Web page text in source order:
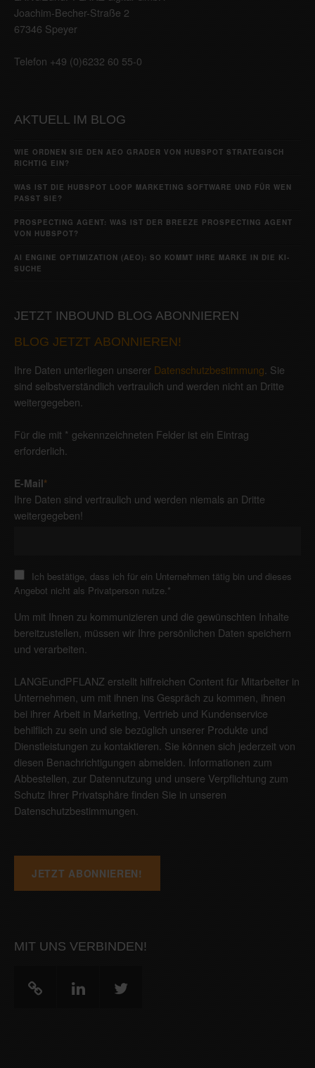
Joachim-Becher-Straße 2
67346 Speyer
Telefon +49 (0)6232 60 55-0
AKTUELL IM BLOG
WIE ORDNEN SIE DEN AEO GRADER VON HUBSPOT STRATEGISCH
RICHTIG EIN?
WAS IST DIE HUBSPOT LOOP MARKETING SOFTWARE UND FÜR WEN
PASST SIE?
PROSPECTING AGENT: WAS IST DER BREEZE PROSPECTING AGENT
VON HUBSPOT?
AI ENGINE OPTIMIZATION (AEO): SO KOMMT IHRE MARKE IN DIE KI-
SUCHE
JETZT INBOUND BLOG ABONNIEREN
BLOG JETZT ABONNIEREN!
Ihre Daten unterliegen unserer Datenschutzbestimmung . Sie
sind selbstverständlich vertraulich und werden nicht an Dritte
weitergegeben.
Für die mit * gekennzeichneten Felder ist ein Eintrag
erforderlich.
E-Mail*
Ihre Daten sind vertraulich und werden niemals an Dritte
weitergegeben!
Ich bestätige, dass ich für ein Unternehmen tätig bin und dieses
Angebot nicht als Privatperson nutze.*
Um mit Ihnen zu kommunizieren und die gewünschten Inhalte
bereitzustellen, müssen wir Ihre persönlichen Daten speichern
und verarbeiten.
LANGEundPFLANZ erstellt hilfreichen Content für Mitarbeiter in
Unternehmen, um mit ihnen ins Gespräch zu kommen, ihnen
bei ihrer Arbeit in Marketing, Vertrieb und Kundenservice
behilflich zu sein und sie bezüglich unserer Produkte und
Dienstleistungen zu kontaktieren. Sie können sich jederzeit von
diesen Benachrichtigungen abmelden. Informationen zum
Abbestellen, zur Datennutzung und unsere Verpflichtung zum
Schutz Ihrer Privatsphäre finden Sie in unseren
Datenschutzbestimmungen
MIT UNS VERBINDEN!